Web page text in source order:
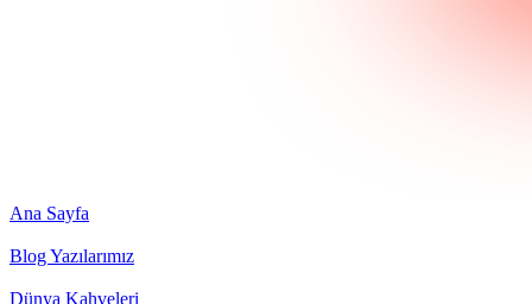
Ana Sayfa
Blog Yazılarımız
Dünya Kahveleri